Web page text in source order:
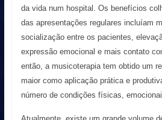
da vida num hospital. Os benefícios
das apresentações regulares incluíam
socialização entre os pacientes,
expressão emocional e mais contato
então, a musicoterapia tem obtido um
maior como aplicação prática e
número de condições físicas,